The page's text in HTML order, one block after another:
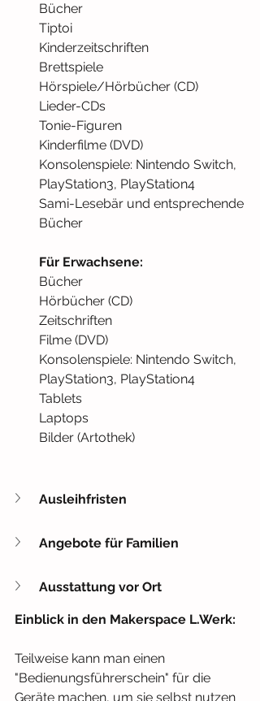
Bücher
Tiptoi
Kinderzeitschriften
Brettspiele
Hörspiele/Hörbücher (CD)
Lieder-CDs
Tonie-Figuren
Kinderfilme (DVD)
Konsolenspiele: Nintendo Switch,
PlayStation3, PlayStation4
Sami-Lesebär und entsprechende
Bücher
Für Erwachsene:
Bücher
Hörbücher (CD)
Zeitschriften
Filme (DVD)
Konsolenspiele: Nintendo Switch,
PlayStation3, PlayStation4
Tablets
Laptops
Bilder (Artothek)
Ausleihfristen
Angebote für Familien
Ausstattung vor Ort
Einblick in den Makerspace L.Werk:
Teilweise kann man einen
"Bedienungsführerschein" für die
Geräte machen, um sie selbst nutzen